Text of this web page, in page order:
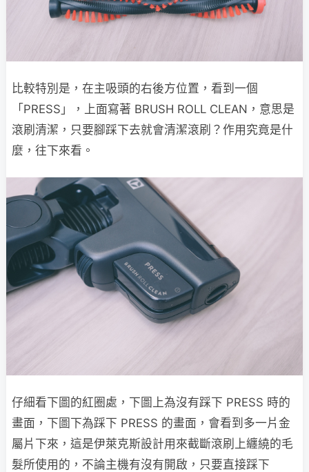
比較特別是，在主吸頭的右後方位置，看到一個
「PRESS」，上面寫著 BRUSH ROLL CLEAN，意思是
滾刷清潔，只要腳踩下去就會清潔滾刷？作用究竟是什
麼，往下來看。
仔細看下圖的紅圈處，下圖上為沒有踩下 PRESS 時的
畫面，下圖下為踩下 PRESS 的畫面，會看到多一片金
屬片下來，這是伊萊克斯設計用來截斷滾刷上纏繞的毛
髮所使用的，不論主機有沒有開啟，只要直接踩下